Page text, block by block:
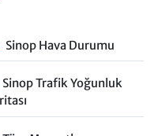
Sinop Hava Durumu
Sinop Trafik Yoğunluk